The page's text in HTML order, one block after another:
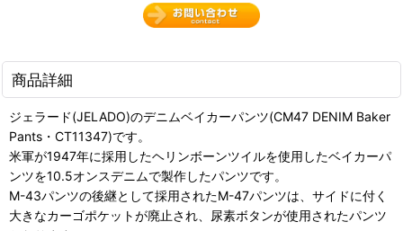
商品詳細
ジェラード(JELADO)のデニムベイカーパンツ(CM47 DENIM Baker
Pants・CT11347)です。
米軍が1947年に採用したヘリンボーンツイルを使用したベイカーパ
ンツを10.5オンスデニムで製作したパンツです。
M-43パンツの後継として採用されたM-47パンツは、サイドに付く
大きなカーゴポケットが廃止され、尿素ボタンが使用されたパンツ